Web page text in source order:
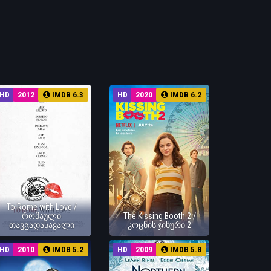
HD 2012 IMDB 6.3
To Rome with Love /
რომაული
თავგადასავალი
HD 2020 IMDB 6.2
The Kissing Booth 2 /
კოცნის ჯიხური 2
HD 2010 IMDB 5.2 HD 2009 IMDB 5.8